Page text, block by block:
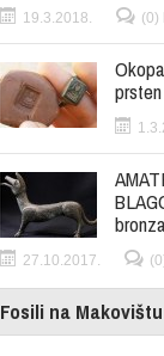
19.3.2018. (0)
27.10.2017.
Fosili na